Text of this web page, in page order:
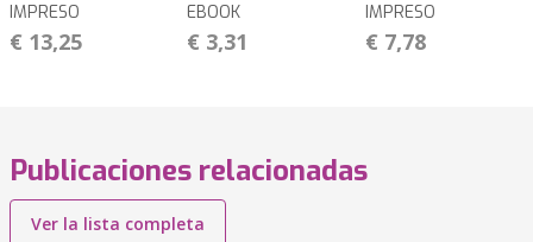
IMPRESO
€ 13,25
EBOOK
€ 3,31
IMPRESO
€ 7,78
Publicaciones relacionadas
Ver la lista completa